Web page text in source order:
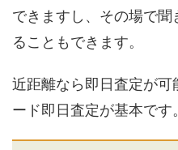
できますし、その場で
ることもできます。
近距離なら即日査定が
ード即日査定が基本です。